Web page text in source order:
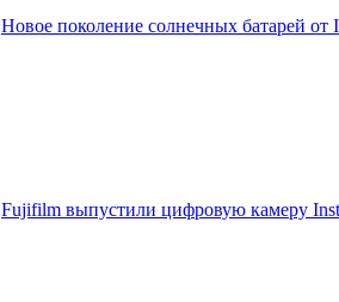
Новое поколение солнечных батарей от
Fujifilm выпустили цифровую камеру